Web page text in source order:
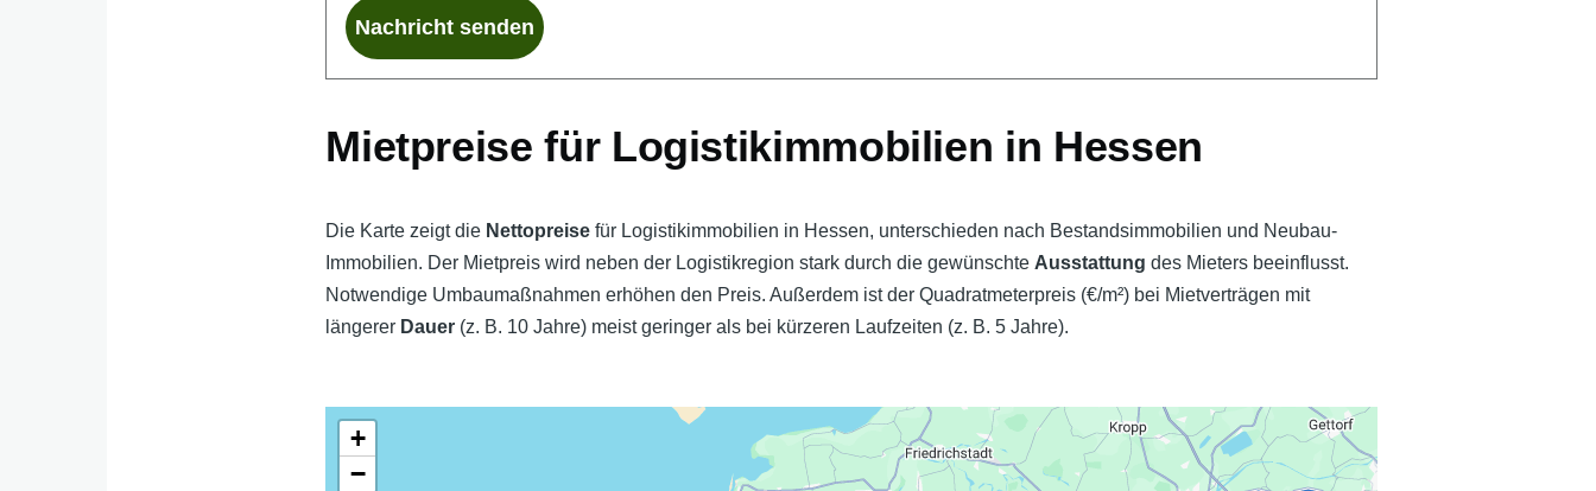
Mietpreise für Logistikimmobilien in Hessen
Die Karte zeigt die Nettopreise für Logistikimmobilien in Hessen, unterschieden nach Bestandsimmobilien und Neubau-
Immobilien. Der Mietpreis wird neben der Logistikregion stark durch die gewünschte Ausstattung des Mieters beeinflusst.
Notwendige Umbaumaßnahmen erhöhen den Preis. Außerdem ist der Quadratmeterpreis (€/m²) bei Mietverträgen mit
längerer Dauer (z. B. 10 Jahre) meist geringer als bei kürzeren Laufzeiten (z. B. 5 Jahre).
+
−